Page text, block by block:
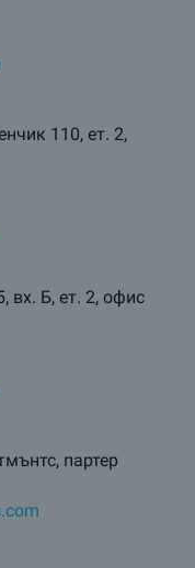
110, ет. 2,
вх. Б, ет. 2, офис
партер